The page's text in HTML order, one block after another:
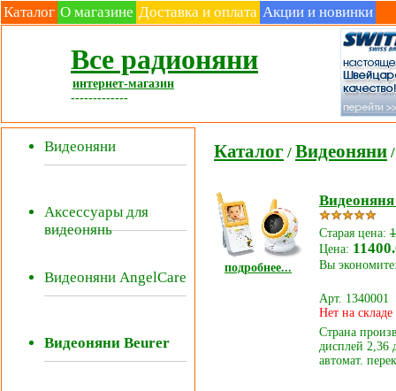
Каталог О магазине Доставка и оплата Акции и новинки
Все радионяни
интернет-магазин
-------------
Видеоняни
Аксессуары для
видеонянь
Видеоняни AngelCare
Видеоняни Beurer
Каталог / Видеоняни /
подробнее...
Старая цена:
Цена:
Вы
Арт. 1340001
Нет на складе
Страна
дисплей 2,36
автомат.